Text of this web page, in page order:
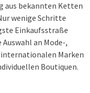
aus bekannten Ketten
wenige Schritte
Einkaufsstraße
an Mode-,
internationalen Marken
Boutiquen.